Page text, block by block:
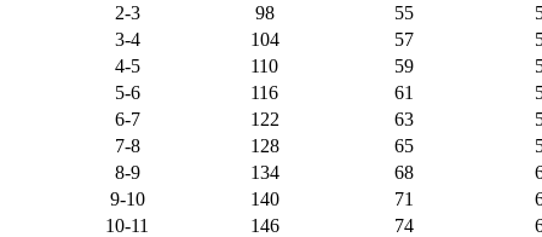
2-3
98 55
3-4
104 57
4-5
110 59
5-6
116 61
6-7
122 63
7-8
128 65
8-9
134 68
9-10
140 71
10-11
146 74